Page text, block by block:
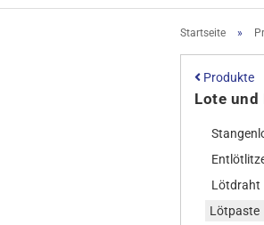
Startseite »
Produkte
Lote und
Lötdraht
Lötpaste